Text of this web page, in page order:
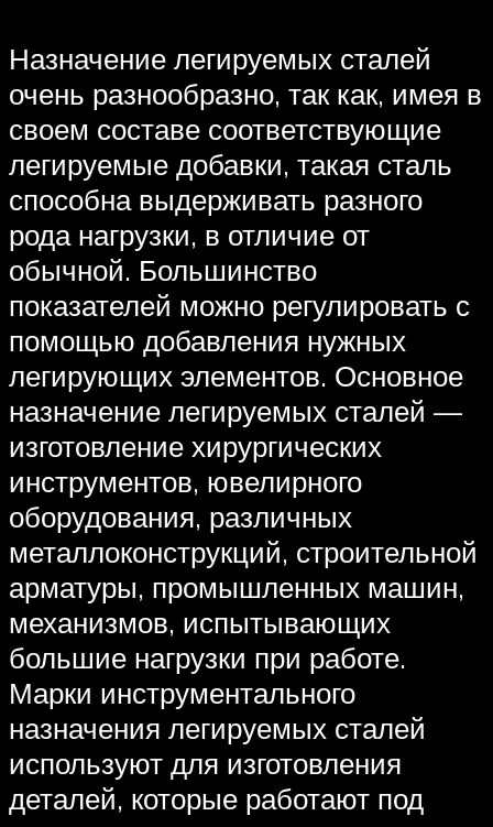
Назначение легируемых сталей
очень разнообразно, так как, имея в
своем составе соответствующие
легируемые добавки, такая сталь
способна выдерживать разного
рода нагрузки, в отличие от
обычной. Большинство
показателей можно регулировать с
помощью добавления нужных
легирующих элементов. Основное
назначение легируемых сталей —
изготовление хирургических
инструментов, ювелирного
оборудования, различных
металлоконструкций, строительной
арматуры, промышленных машин,
механизмов, испытывающих
большие нагрузки при работе.
Марки инструментального
назначения легируемых сталей
используют для изготовления
деталей, которые работают под